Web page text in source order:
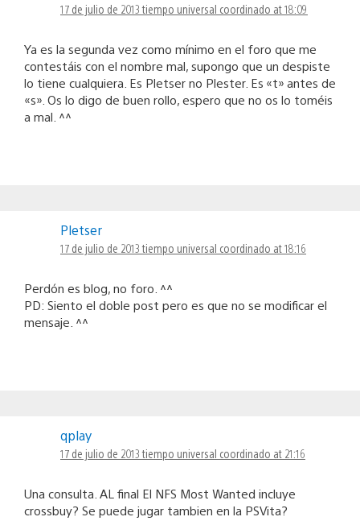
17 de julio de 2013 tiempo universal coordinado at 18:09
Ya es la segunda vez como mínimo en el foro que me
contestáis con el nombre mal, supongo que un despiste
lo tiene cualquiera. Es Pletser no Plester. Es «t» antes de
«s». Os lo digo de buen rollo, espero que no os lo toméis
a mal. ^^
Pletser
17 de julio de 2013 tiempo universal coordinado at 18:16
Perdón es blog, no foro. ^^
PD: Siento el doble post pero es que no se modificar el
mensaje. ^^
qplay
17 de julio de 2013 tiempo universal coordinado at 21:16
Una consulta. AL final El NFS Most Wanted incluye
crossbuy? Se puede jugar tambien en la PSVita?